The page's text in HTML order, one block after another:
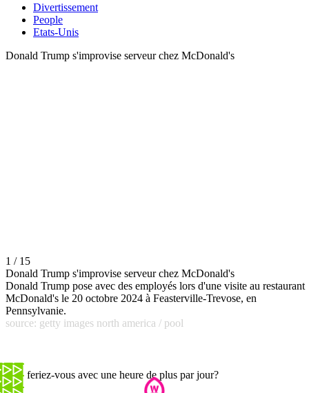
Divertissement
People
Etats-Unis
Donald Trump s'improvise serveur chez McDonald's
1 / 15
Donald Trump s'improvise serveur chez McDonald's
Donald Trump pose avec des employés lors d'une visite au restaurant
McDonald's le 20 octobre 2024 à Feasterville-Trevose, en
Pennsylvanie.
source: getty images north america / pool
Que feriez-vous avec une heure de plus par jour?